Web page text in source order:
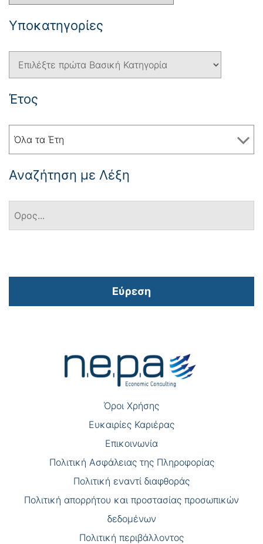
Yποκατηγορίες
Έτος
Όλα τα Έτη
Αναζήτηση με Λέξη
Εύρεση
άρθρων
Όροι Χρήσης
Eυκαιρίες Καριέρας
Επικοινωνία
Πολιτική Ασφάλειας της Πληροφορίας
Πολιτική εναντί διαφθοράς
Πολιτική απορρήτου και προστασίας προσωπικών
δεδομένων
Πολιτική περιβάλλοντος